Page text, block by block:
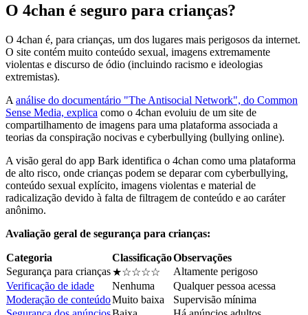
O 4chan é seguro para crianças?
O 4chan é, para crianças, um dos lugares mais perigosos da internet.
O site contém muito conteúdo sexual, imagens extremamente
violentas e discurso de ódio (incluindo racismo e ideologias
extremistas).
A análise do documentário "The Antisocial Network", do Common
Sense Media, explica como o 4chan evoluiu de um site de
compartilhamento de imagens para uma plataforma associada a
teorias da conspiração nocivas e cyberbullying (bullying online).
A visão geral do app Bark identifica o 4chan como uma plataforma
de alto risco, onde crianças podem se deparar com cyberbullying,
conteúdo sexual explícito, imagens violentas e material de
radicalização devido à falta de filtragem de conteúdo e ao caráter
anônimo.
Avaliação geral de segurança para crianças:
Categoria ClassificaçãoObservações
Segurança para crianças★☆☆☆☆
Altamente perigoso
Verificação de idade
Nenhuma
Qualquer pessoa acessa
Moderação de conteúdoMuito baixa
Supervisão mínima